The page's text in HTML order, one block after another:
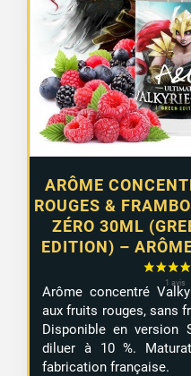
ARÔME
ROUGES &
ZÉRO 30ML
EDITION) –
Arôme concentré
aux fruits rouges, sans
Disponible en version
diluer à 10 %.
fabrication française.